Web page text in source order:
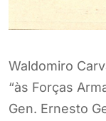
Waldomiro
“às Forças
Gen. Ernesto